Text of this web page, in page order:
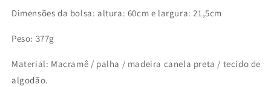
Dimensões da bolsa: altura: 60cm e largura: 21,5cm
Peso: 377g
Material: Macramê / palha / madeira canela preta / tecido de
algodão.